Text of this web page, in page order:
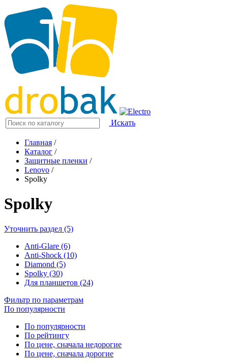
Искать
Главная /
Каталог /
Защитные пленки /
Lenovo /
Spolky
Spolky
Уточнить раздел (5)
Anti-Glare (6)
Anti-Shock (10)
Diamond (5)
Spolky (30)
Для планшетов (24)
Фильтр по параметрам
По популярности
По популярности
По рейтингу
По цене, сначала недорогие
По цене, сначала дорогие